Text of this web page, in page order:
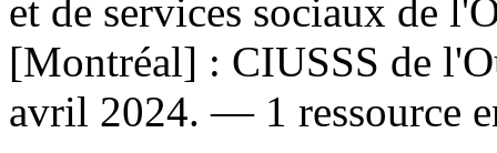
et de services sociaux de
[Montréal] : CIUSSS de
avril 2024. — 1 ressource